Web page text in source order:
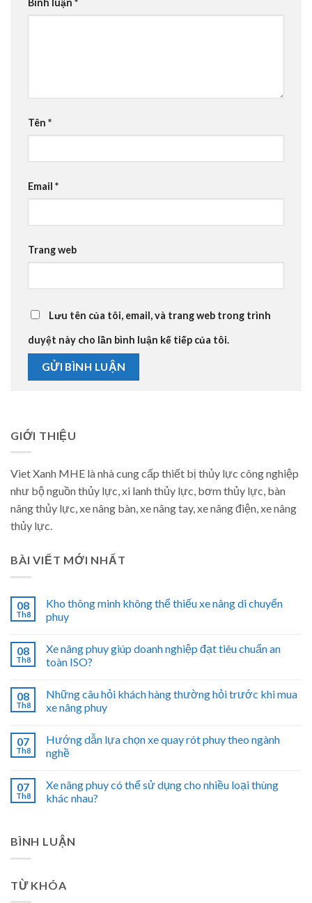
Tên *
Email *
Trang web
Lưu tên của tôi, email, và trang web trong trình
duyệt này cho lần bình luận kế tiếp của tôi.
GIỚI THIỆU
Viet Xanh MHE là nhà cung cấp thiết bị thủy lực công nghiệp
như bộ nguồn thủy lực, xi lanh thủy lực, bơm thủy lực, bàn
nâng thủy lực, xe nâng bàn, xe nâng tay, xe nâng điện, xe nâng
thủy lực.
BÀI VIẾT MỚI NHẤT
08
Th8
Kho thông minh không thể thiếu xe nâng di chuyển
phuy
08
Th8
Xe nâng phuy giúp doanh nghiệp đạt tiêu chuẩn an
toàn ISO?
08
Th8
Những câu hỏi khách hàng thường hỏi trước khi mua
xe nâng phuy
07
Th8
Hướng dẫn lựa chọn xe quay rót phuy theo ngành
nghề
07
Th8
Xe nâng phuy có thể sử dụng cho nhiều loại thùng
khác nhau?
BÌNH LUẬN
TỪ KHÓA